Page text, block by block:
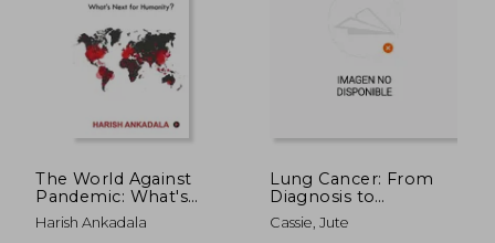
The World Against
Pandemic: What's
Next for Humanity?
(en Inglés)
Harish Ankadala
Lung Cancer: From
Diagnosis to
Treatment (en Inglés)
Cassie, Jute